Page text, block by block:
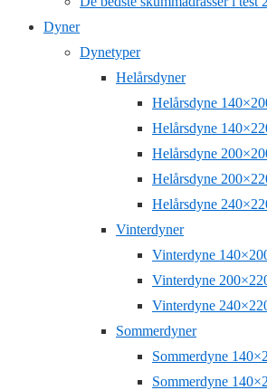
Dyner
Dynetyper
Helårsdyner
Helårsdyne
Helårsdyne
Helårsdyne
Helårsdyne
Helårsdyne
Vinterdyner
Vinterdyne
Vinterdyne
Vinterdyne
Sommerdyner
Sommerdyne
Sommerdyne